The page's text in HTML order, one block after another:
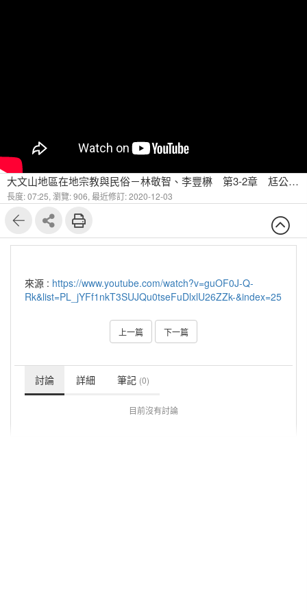
大文山地區在地宗教與民俗－林敬智、李豐楙 第3-2章 尪公/雙忠/保儀大夫保儀尊王信仰簡介 -4
長度: 07:25, 瀏覽: 906, 最近修訂: 2020-12-03
來源 : https://www.youtube.com/watch?v=guOF0J-Q-
Rk&list=PL_jYFf1nkT3SUJQu0tseFuDlxlU26ZZk-&index=25
上一篇 下一篇
討論 詳細 筆記 (0)
目前沒有討論